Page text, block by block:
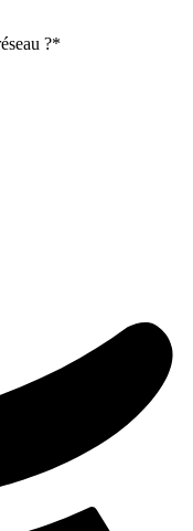
?*